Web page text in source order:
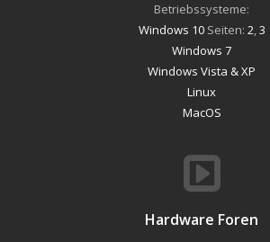
Betriebssysteme:
Windows 10Seiten: 2,3
Windows 7
Windows Vista & XP
Linux
MacOS
Hardware Foren